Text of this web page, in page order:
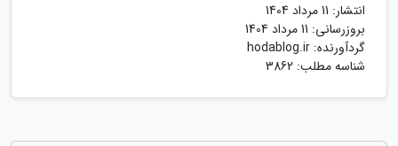
انتشار: 11 مرداد 1404
بروزرسانی: 11 مرداد 1404
گردآورنده: hodablog.ir
شناسه مطلب: 3862